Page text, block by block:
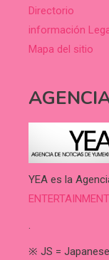
Directorio
información
Mapa del sitio
YEA es la
.
※ JS =